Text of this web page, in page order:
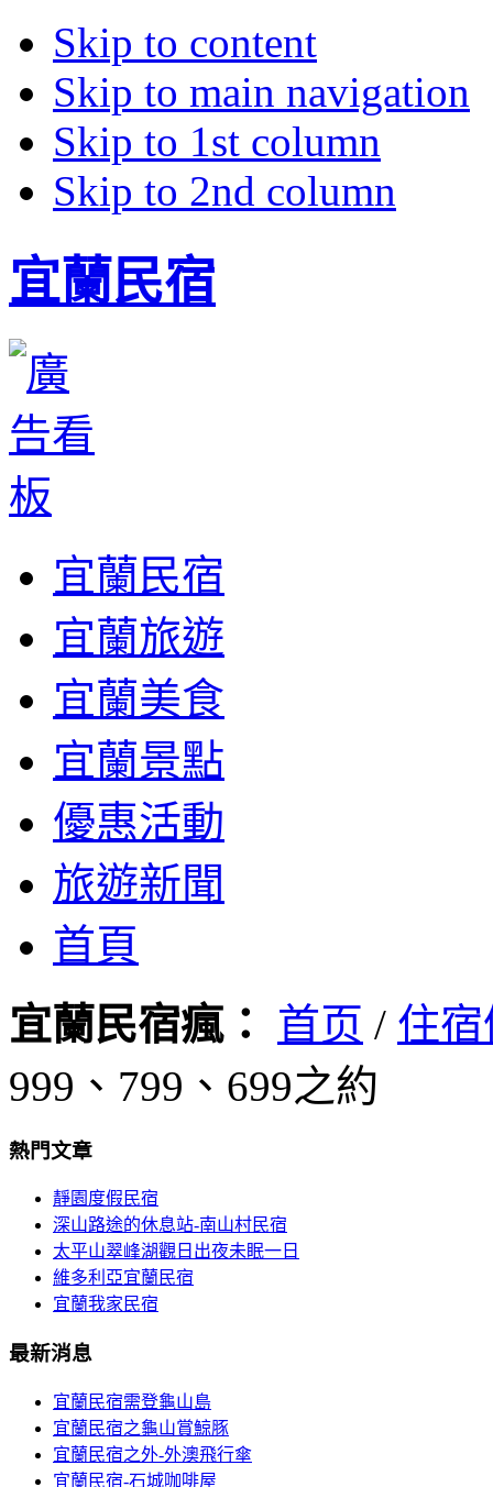
Skip to content
Skip to main navigation
Skip to 1st column
Skip to 2nd column
宜蘭民宿
宜蘭民宿
宜蘭旅遊
宜蘭美食
宜蘭景點
優惠活動
旅遊新聞
首頁
宜蘭民宿瘋：
首页 / 住
999、799、699之約
熱門文章
靜園度假民宿
深山路途的休息站-南山村民宿
太平山翠峰湖觀日出夜未眠一日
維多利亞宜蘭民宿
宜蘭我家民宿
最新消息
宜蘭民宿需登龜山島
宜蘭民宿之龜山賞鯨豚
宜蘭民宿之外-外澳飛行傘
宜蘭民宿-石城咖啡屋